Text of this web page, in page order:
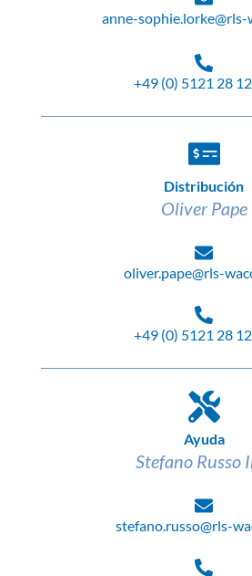
anne-sophie.lorke@rls-
+49 (0) 5121 28
Distribución
Oliver Pape
oliver.pape@rls-
+49 (0) 5121 28
Ayuda
Stefano Russo
stefano.russo@rls-